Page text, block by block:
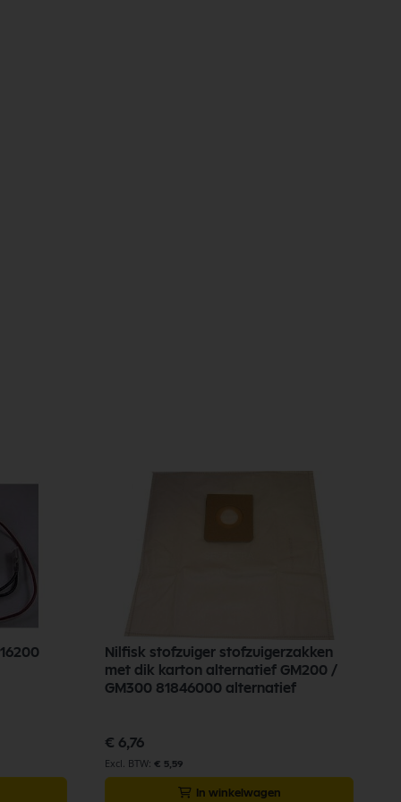
Nilfisk stofzuiger stofzuigerzakken
met dik karton alternatief GM200 /
GM300 81846000 alternatief
€ 6,76
€ 5,59
In winkelwagen